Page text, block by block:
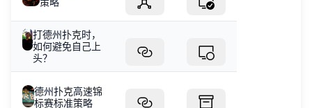
打德州扑克时，
如何避免自己上
头？
德州扑克高速锦
标赛标准策略